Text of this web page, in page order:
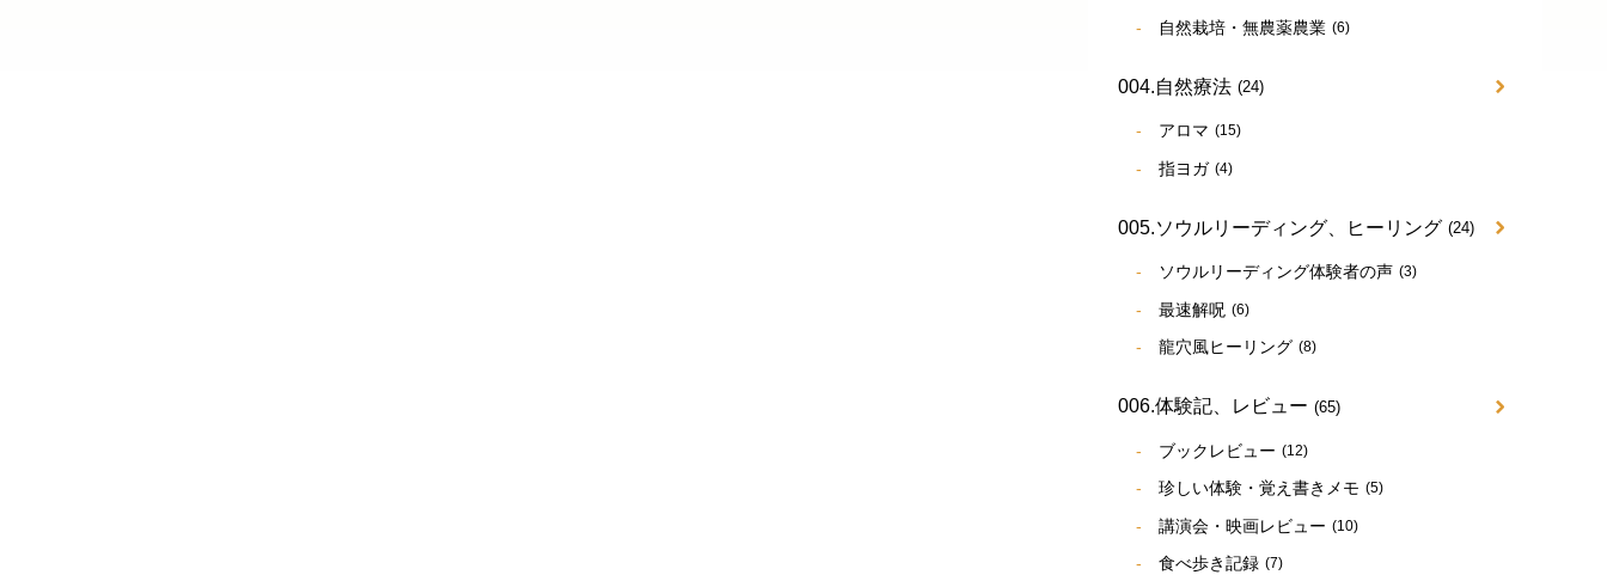
自然栽培・無農薬農業 (6)
004.自然療法 (24)
アロマ (15)
指ヨガ (4)
005.ソウルリーディング、ヒーリング (24)
ソウルリーディング体験者の声 (3)
最速解呪 (6)
龍穴風ヒーリング (8)
006.体験記、レビュー (65)
ブックレビュー (12)
珍しい体験・覚え書きメモ (5)
講演会・映画レビュー (10)
食べ歩き記録 (7)